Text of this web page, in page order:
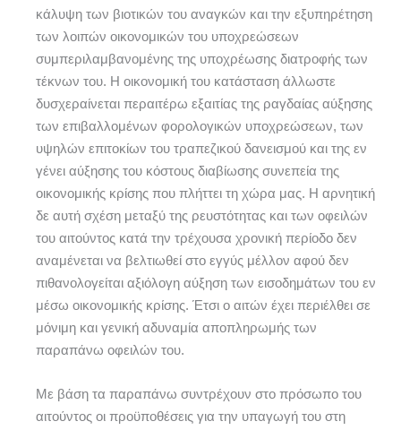
κάλυψη των βιοτικών του αναγκών και την εξυπηρέτηση
των λοιπών οικονομικών του υποχρεώσεων
συμπεριλαμβανομένης της υποχρέωσης διατροφής των
τέκνων του. Η οικονομική του κατάσταση άλλωστε
δυσχεραίνεται περαιτέρω εξαιτίας της ραγδαίας αύξησης
των επιβαλλομένων φορολογικών υποχρεώσεων, των
υψηλών επιτοκίων του τραπεζικού δανεισμού και της εν
γένει αύξησης του κόστους διαβίωσης συνεπεία της
οικονομικής κρίσης που πλήττει τη χώρα μας. Η αρνητική
δε αυτή σχέση μεταξύ της ρευστότητας και των οφειλών
του αιτούντος κατά την τρέχουσα χρονική περίοδο δεν
αναμένεται να βελτιωθεί στο εγγύς μέλλον αφού δεν
πιθανολογείται αξιόλογη αύξηση των εισοδημάτων του εν
μέσω οικονομικής κρίσης. Έτσι ο αιτών έχει περιέλθει σε
μόνιμη και γενική αδυναμία αποπληρωμής των
παραπάνω οφειλών του.
Με βάση τα παραπάνω συντρέχουν στο πρόσωπο του
αιτούντος οι προϋποθέσεις για την υπαγωγή του στη